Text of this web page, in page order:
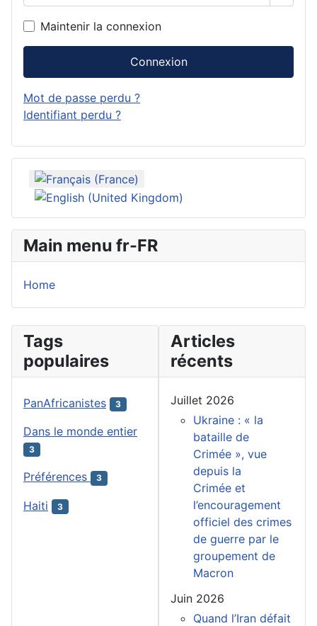
Maintenir la connexion
Connexion
Mot de passe perdu ?
Identifiant perdu ?
Sélectionnez votre langue
Main menu fr-FR
Home
Tags
populaires
PanAfricanistes 3
Dans le monde entier
3
Préférences 3
Haiti 3
Articles
récents
Juillet 2026
Ukraine : « la
bataille de
Crimée », vue
depuis la
Crimée et
l’encouragement
officiel des crimes
de guerre par le
groupement de
Macron
Juin 2026
Quand l’Iran défait